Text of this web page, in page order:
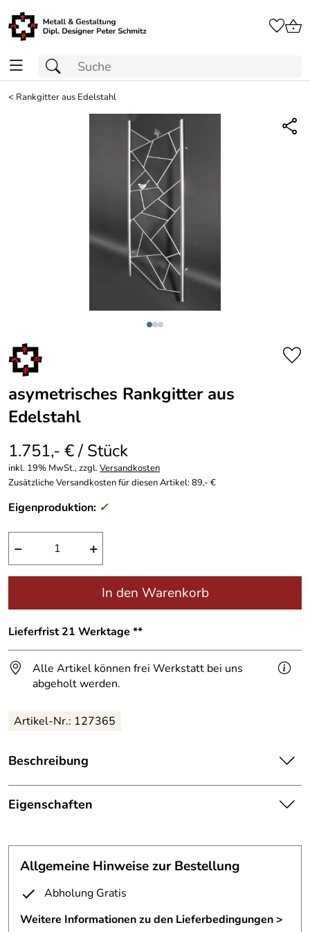
< Rankgitter aus Edelstahl
asymetrisches Rankgitter aus
Edelstahl
1.751,- € / Stück
inkl. 19% MwSt., zzgl.Versandkosten
Zusätzliche Versandkosten für diesen Artikel: 89,- €
Eigenproduktion: ✓
− +
In den Warenkorb
Lieferfrist 21 Werktage **
Alle Artikel können frei Werkstatt bei uns
abgeholt werden.
Artikel-Nr.: 127365
Beschreibung
Rankgitter aus 1.4301 V2A Edelstahl.
Seitenteile aus Ø42,4 mm Edelstahlrohr,
Eigenschaften
Maße:
H/B: 200cm x 80cm
Material:
Vollmaterial
Allgemeine Hinweise zur Bestellung
Abholung Gratis
Weitere Informationen zu den Lieferbedingungen >